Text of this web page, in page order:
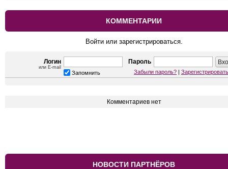
КОММЕНТАРИИ
Войти или зарегистрироваться.
Логин
или E-mail
Пароль
Запомнить Забыли пароль? |
Комментариев нет
НОВОСТИ ПАРТНЁРОВ